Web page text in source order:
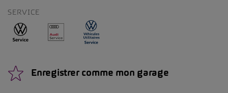
SERVICE
Enregistrer comme mon garage